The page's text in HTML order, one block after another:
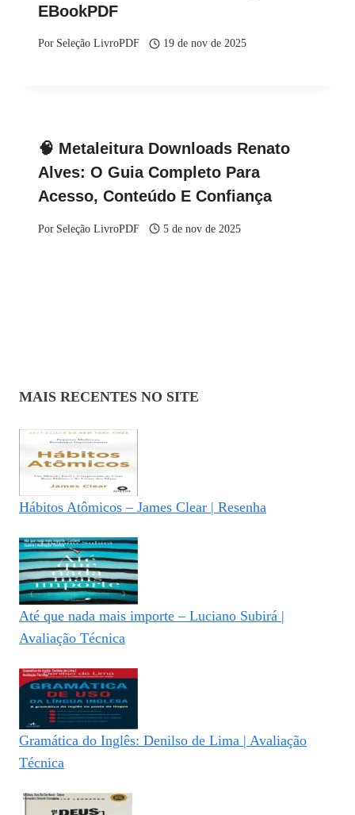
EBookPDF
Por Seleção LivroPDF 19 de nov de 2025
🧠 Metaleitura Downloads Renato
Alves: O Guia Completo Para
Acesso, Conteúdo E Confiança
Por Seleção LivroPDF 5 de nov de 2025
MAIS RECENTES NO SITE
Hábitos Atômicos – James Clear | Resenha
Até que nada mais importe – Luciano Subirá |
Avaliação Técnica
Gramática do Inglês: Denilso de Lima | Avaliação
Técnica